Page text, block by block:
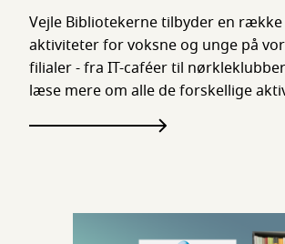
Vejle Bibliotekerne tilbyder en
aktiviteter for voksne og unge på
filialer - fra IT-caféer til
læse mere om alle de forskellige